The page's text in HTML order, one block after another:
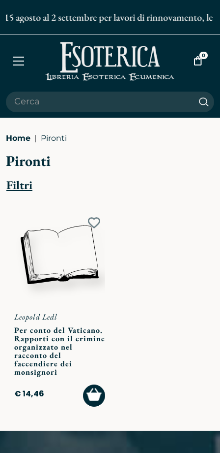
agosto al 2 settembre per lavori di rinnovamento,
Apri
Vai
0
Home Pironti
Pironti
Filtri
Aggiungi
ai
preferiti
Leopold Ledl
Per conto del Vaticano.
Rapporti con il crimine
organizzato nel
racconto del
faccendiere dei
monsignori
€ 14,46
AGGIUNGI
AL
CARRELLO